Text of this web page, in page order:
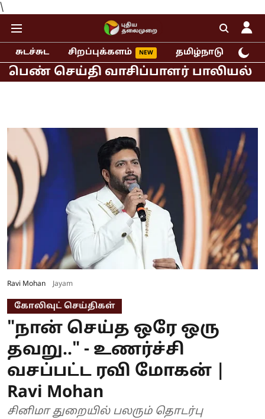
\
சுடச்சுட சிறப்புக்களம் தமிழ்நாடு
வாசிப்பாளர் பாலியல் புகார்!
Ravi Mohan Jayam
கோலிவுட் செய்திகள்
"நான் செய்த ஒரே ஒரு
தவறு.." - உணர்ச்சி
வசப்பட்ட ரவி மோகன் |
Ravi Mohan
சினிமா துறையில் பலரும் தொடர்பு